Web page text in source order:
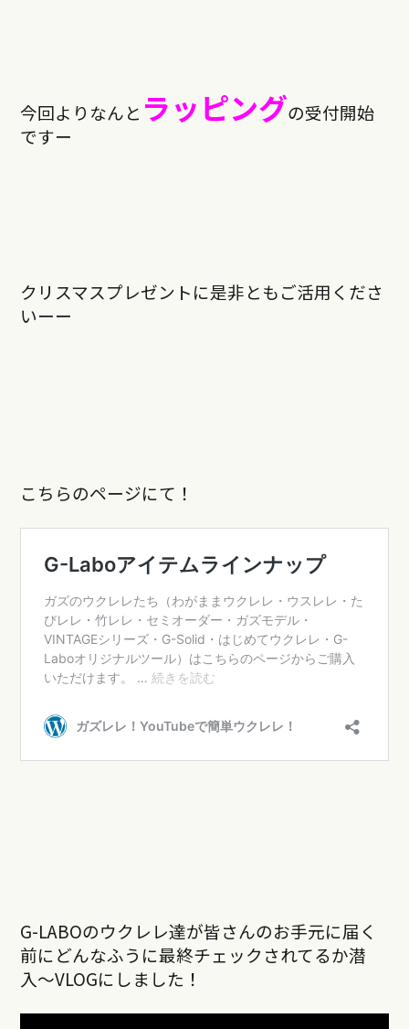
今回よりなんと ラッピングの受付開始
ですー
クリスマスプレゼントに是非ともご活用くださ
いーー
こちらのページにて！
G-LABOのウクレレ達が皆さんのお手元に届く
前にどんなふうに最終チェックされてるか潜
入〜VLOGにしました！